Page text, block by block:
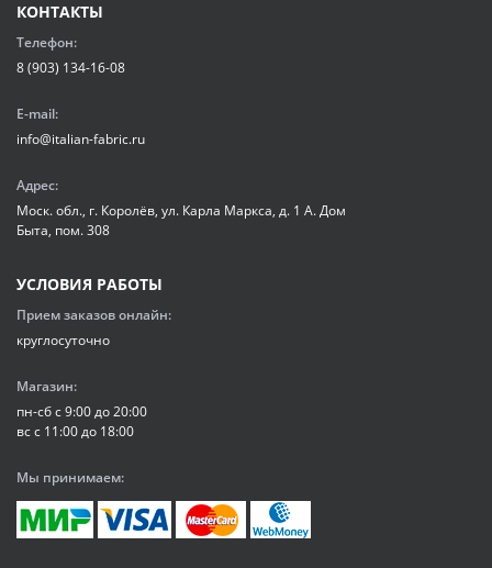
КОНТАКТЫ
Телефон:
8 (903) 134-16-08
E-mail:
info@italian-fabric.ru
Адрес:
Моск. обл., г. Королёв, ул. Карла Маркса, д. 1 А. Дом
Быта, пом. 308
УСЛОВИЯ РАБОТЫ
Прием заказов онлайн:
круглосуточно
Магазин:
пн-сб с 9:00 до 20:00
вс с 11:00 до 18:00
Мы принимаем: